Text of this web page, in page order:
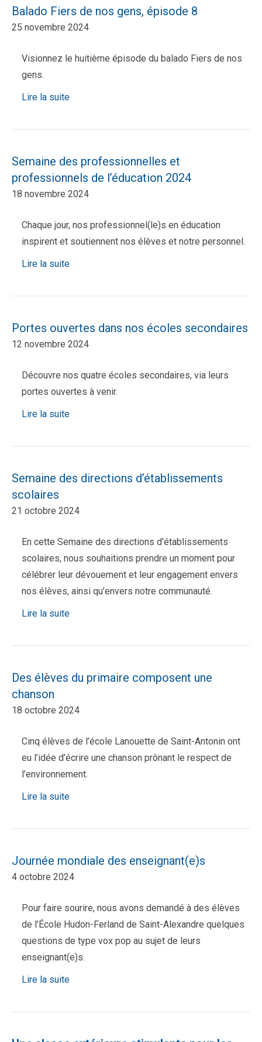
Balado Fiers de nos gens, épisode 8
25 novembre 2024
Visionnez le huitième épisode du balado Fiers de nos
gens.
Lire la suite
Semaine des professionnelles et
professionnels de l’éducation 2024
18 novembre 2024
Chaque jour, nos professionnel(le)s en éducation
inspirent et soutiennent nos élèves et notre personnel.
Lire la suite
Portes ouvertes dans nos écoles secondaires
12 novembre 2024
Découvre nos quatre écoles secondaires, via leurs
portes ouvertes à venir.
Lire la suite
Semaine des directions d’établissements
scolaires
21 octobre 2024
En cette Semaine des directions d’établissements
scolaires, nous souhaitions prendre un moment pour
célébrer leur dévouement et leur engagement envers
nos élèves, ainsi qu’envers notre communauté.
Lire la suite
Des élèves du primaire composent une
chanson
18 octobre 2024
Cinq élèves de l’école Lanouette de Saint-Antonin ont
eu l’idée d’écrire une chanson prônant le respect de
l’environnement.
Lire la suite
Journée mondiale des enseignant(e)s
4 octobre 2024
Pour faire sourire, nous avons demandé à des élèves
de l’École Hudon-Ferland de Saint-Alexandre quelques
questions de type vox pop au sujet de leurs
enseignant(e)s.
Lire la suite